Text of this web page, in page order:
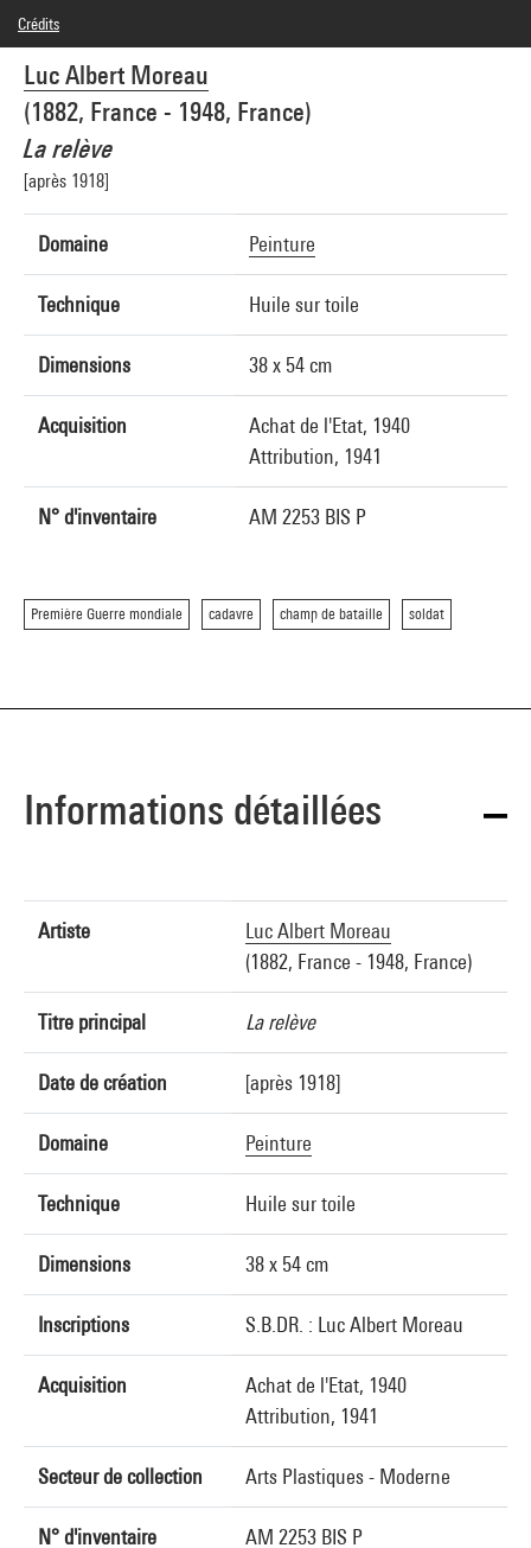
Luc Albert Moreau
(1882, France - 1948, France)
La relève
[après 1918]
Domaine Peinture
Technique Huile sur toile
Dimensions 38 x 54 cm
Acquisition
Achat de l'Etat, 1940
Attribution, 1941
N° d'inventaire AM 2253 BIS P
Première Guerre mondiale cadavre champ de bataille soldat
Crédits
Domaine public
Crédit photographique : Centre Pompidou, MNAM-CCI/Bertrand Prévost/Dist.
GrandPalaisRmn
Réf. image : 4N52695
Diffusion image :
Informations détaillées
Artiste
Luc Albert Moreau
(1882, France - 1948, France)
Titre principal La relève
Date de création [après 1918]
Domaine Peinture
Technique Huile sur toile
Dimensions 38 x 54 cm
Inscriptions S.B.DR. : Luc Albert Moreau
Acquisition
Achat de l'Etat, 1940
Attribution, 1941
Secteur de collection Arts Plastiques - Moderne
N° d'inventaire AM 2253 BIS P